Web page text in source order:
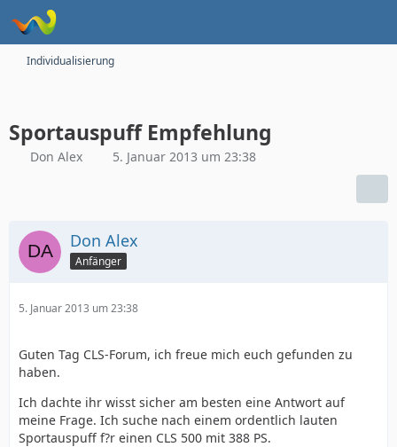
Individualisierung
Sportauspuff Empfehlung
Don Alex 5. Januar 2013 um 23:38
Don Alex
Anfänger
5. Januar 2013 um 23:38
Guten Tag CLS-Forum, ich freue mich euch gefunden zu
haben.
Ich dachte ihr wisst sicher am besten eine Antwort auf
meine Frage. Ich suche nach einem ordentlich lauten
Sportauspuff f?r einen CLS 500 mit 388 PS.